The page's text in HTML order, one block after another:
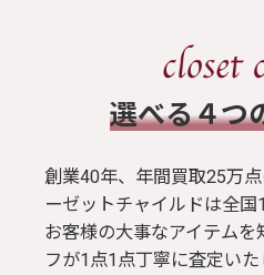
選べる４つ
創業40年、年間買取25万
ーゼットチャイルドは全国
お客様の大事なアイテムを
フが1点1点丁寧に査定いた